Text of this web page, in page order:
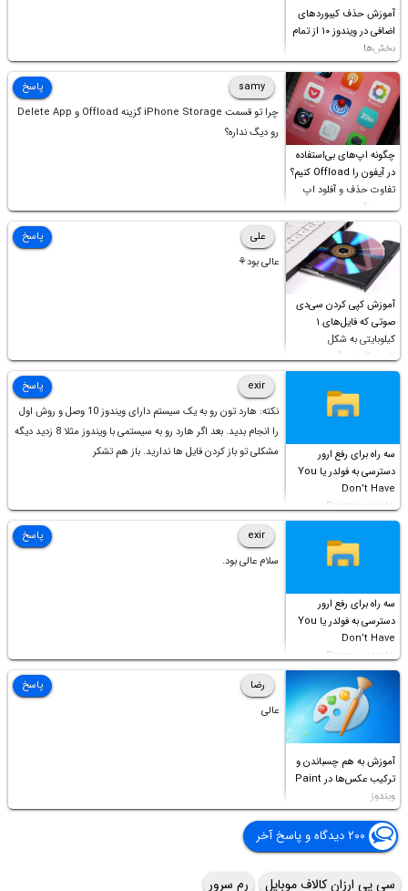
آموزش حذف کیبوردهای
اضافی در ویندوز ۱۰ از تمام
بخش‌ها
چگونه اپ‌های بی‌استفاده
در آیفون را Offload کنیم؟
تفاوت حذف و آفلود اپ
چیست؟
samy
چرا تو قسمت iPhone Storage گزینه Offload و Delete App
رو دیگ نداره؟
پاسخ
آموزش کپی کردن سی‌دی
صوتی که فایل‌های ۱
کیلوبایتی به شکل
شورت‌کات در آن موجود
است!
علی
عالی بود⚘
پاسخ
سه راه برای رفع ارور
دسترسی به فولدر یا You
Don’t Have
Permission to
Access this folder
exir
نکته: هارد تون رو به یک سیستم دارای ویندوز 10 وصل و روش اول
را انجام بدید. بعد اگر هارد رو به سیستمی با ویندوز مثلا 8 زدید دیگه
مشکلی تو باز کردن فایل ها ندارید. باز هم تشکر
پاسخ
سه راه برای رفع ارور
دسترسی به فولدر یا You
Don’t Have
Permission to
Access this folder
exir
سلام عالی بود.
پاسخ
آموزش به هم چسباندن و
ترکیب عکس‌ها در Paint
ویندوز
رضا
عالی
پاسخ
۲۰۰ دیدگاه و پاسخ آخر
سی پی ارزان کالاف موبایل رم سرور